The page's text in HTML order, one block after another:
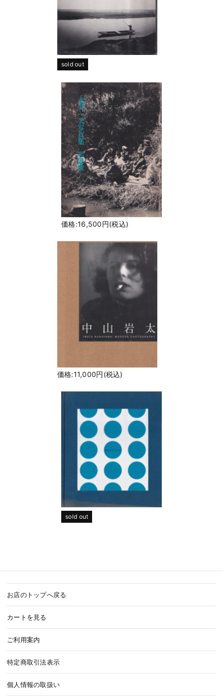
sold out
価格:16,500円(税込)
価格:11,000円(税込)
sold out
お店のトップへ戻る
カートを見る
ご利用案内
特定商取引法表示
個人情報の取扱い